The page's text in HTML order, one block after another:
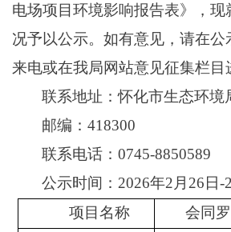
电场项目环境影响报告表》，现
况予以公示。如有意见，请在
来电或在我局网站意见征集栏目
联系地址：怀化市生态环境
邮编：418300
联系电话：0745-8850589
公示时间： 2026年2 月 26日-
项目名称
会同